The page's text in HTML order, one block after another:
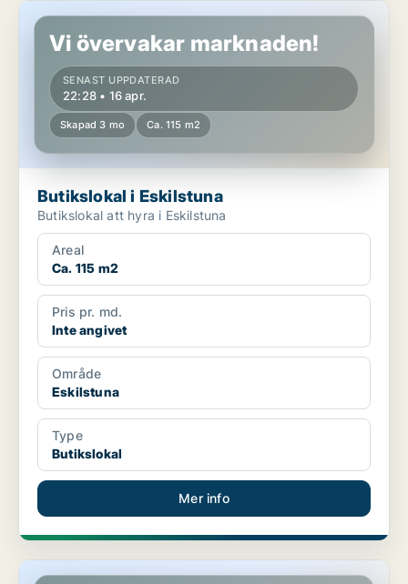
Butikslokal i Eskilstuna
Vi övervakar marknaden!
SENAST UPPDATERAD
22:28 • 16 apr.
Skapad 3 mo Ca. 115 m2
Butikslokal i Eskilstuna
Butikslokal att hyra i Eskilstuna
Areal
Ca. 115 m2
Pris pr. md.
Inte angivet
Område
Eskilstuna
Type
Butikslokal
Mer info
Butikslokal i Eskilstuna